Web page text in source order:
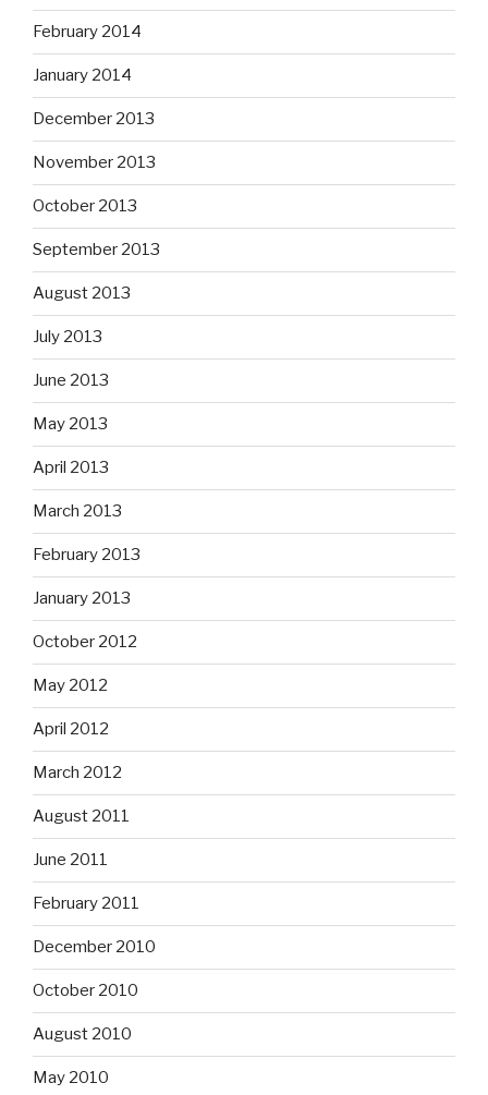
February 2014
January 2014
December 2013
November 2013
October 2013
September 2013
August 2013
July 2013
June 2013
May 2013
April 2013
March 2013
February 2013
January 2013
October 2012
May 2012
April 2012
March 2012
August 2011
June 2011
February 2011
December 2010
October 2010
August 2010
May 2010